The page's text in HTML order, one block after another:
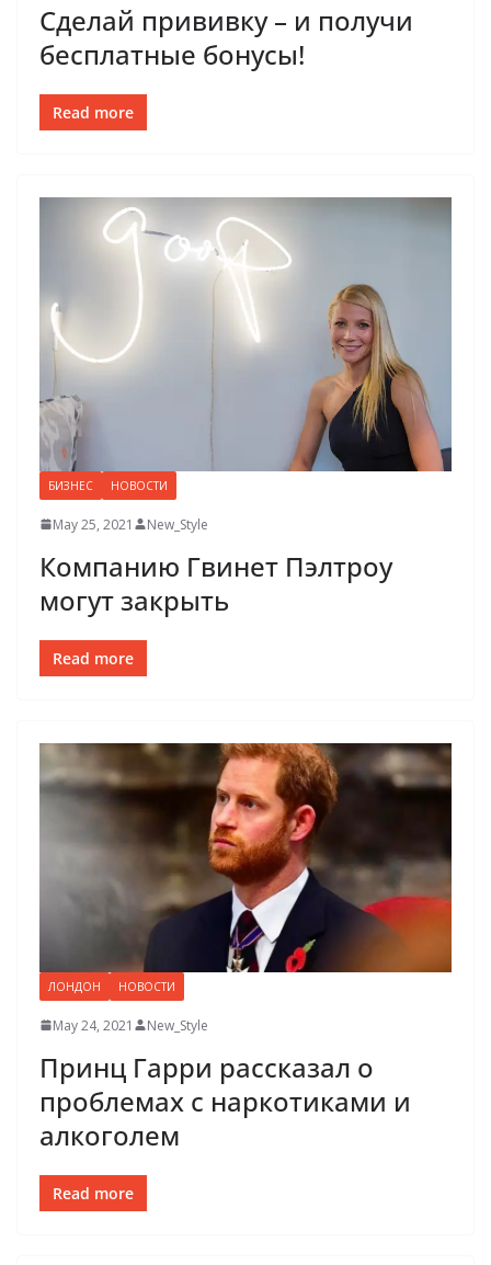
Сделай прививку – и получи
бесплатные бонусы!
Read more
БИЗНЕС НОВОСТИ
May 25, 2021 New_Style
Компанию Гвинет Пэлтроу
могут закрыть
Read more
ЛОНДОН НОВОСТИ
May 24, 2021 New_Style
Принц Гарри рассказал о
проблемах с наркотиками и
алкоголем
Read more